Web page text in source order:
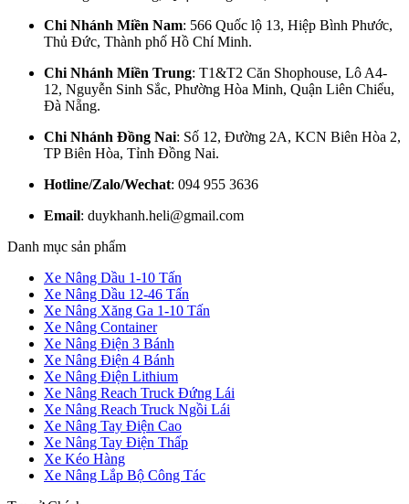
Chi Nhánh Miền Nam: 566 Quốc lộ 13, Hiệp Bình Phước,
Thủ Đức, Thành phố Hồ Chí Minh.
Chi Nhánh Miền Trung: T1&T2 Căn Shophouse, Lô A4-
12, Nguyễn Sinh Sắc, Phường Hòa Minh, Quận Liên Chiểu,
Đà Nẵng.
Chi Nhánh Đồng Nai: Số 12, Đường 2A, KCN Biên Hòa 2,
TP Biên Hòa, Tỉnh Đồng Nai.
Hotline/Zalo/Wechat: 094 955 3636
Email: duykhanh.heli@gmail.com
Danh mục sản phẩm
Xe Nâng Dầu 1-10 Tấn
Xe Nâng Dầu 12-46 Tấn
Xe Nâng Xăng Ga 1-10 Tấn
Xe Nâng Container
Xe Nâng Điện 3 Bánh
Xe Nâng Điện 4 Bánh
Xe Nâng Điện Lithium
Xe Nâng Reach Truck Đứng Lái
Xe Nâng Reach Truck Ngồi Lái
Xe Nâng Tay Điện Cao
Xe Nâng Tay Điện Thấp
Xe Kéo Hàng
Xe Nâng Lắp Bộ Công Tác